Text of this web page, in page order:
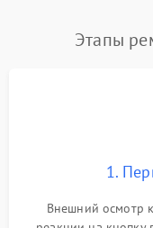
невозможность
Перегрев из‑за пыли,
неисправности кулера
Этапы
1.
Внешний осмотр